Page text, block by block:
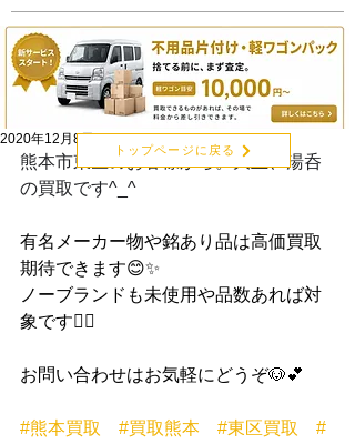
2020年12月8日
熊本市東区のお客様から。大皿、湯呑
の買取です^_^
有名メーカー物や銘あり品は高価買取
期待できます😊✨
ノーブランドも未使用や品数あれば対
象です🙆‍♂️
お問い合わせはお気軽にどうぞ🐶💕
#熊本買取 #買取熊本 #東区買取
#
トップページに戻る